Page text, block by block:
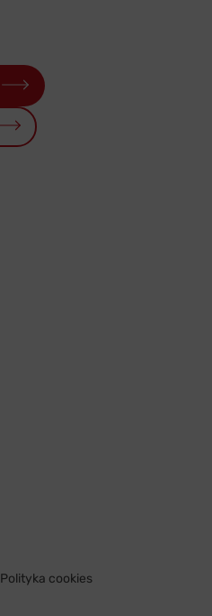
Polityka cookies